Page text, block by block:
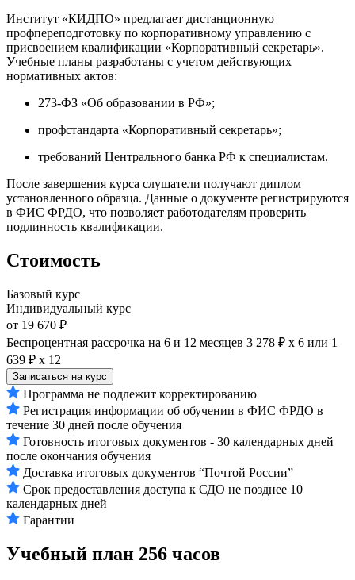
Институт «КИДПО» предлагает дистанционную
профпереподготовку по корпоративному управлению с
присвоением квалификации «Корпоративный секретарь».
Учебные планы разработаны с учетом действующих
нормативных актов:
273-ФЗ «Об образовании в РФ»;
профстандарта «Корпоративный секретарь»;
требований Центрального банка РФ к специалистам.
После завершения курса слушатели получают диплом
установленного образца. Данные о документе регистрируются
в ФИС ФРДО, что позволяет работодателям проверить
подлинность квалификации.
Стоимость
Базовый курс
Индивидуальный курс
от 19 670 ₽
Беспроцентная рассрочка на 6 и 12 месяцев 3 278 ₽ х 6 или 1
639 ₽ х 12
Записаться на курс
Программа не подлежит корректированию
Регистрация информации об обучении в ФИС ФРДО в
течение 30 дней после обучения
Готовность итоговых документов - 30 календарных дней
после окончания обучения
Доставка итоговых документов “Почтой России”
Срок предоставления доступа к СДО не позднее 10
календарных дней
Гарантии
Учебный план 256 часов